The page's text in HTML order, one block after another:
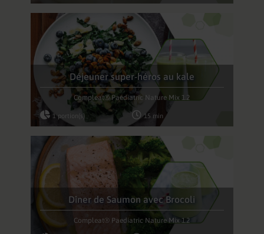
Déjeuner super-héros au kale
Compleat® Paediatric Nature Mix 1.2
1 portion(s) 15 min
Dîner de Saumon avec Brocoli
Compleat® Paediatric Nature Mix 1.2